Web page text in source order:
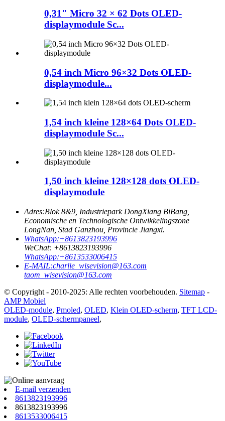
0,31" Micro 32 × 62 Dots OLED-
displaymodule Sc...
0,54 inch Micro 96×32 Dots OLED-
displaymodule...
1,54 inch kleine 128×64 Dots OLED-
displaymodule Sc...
1,50 inch kleine 128×128 dots OLED-
displaymodule
Adres:Blok 8&9, Industriepark DongXiang BiBang,
Economische en Technologische Ontwikkelingszone
LongNan, Stad Ganzhou, Provincie Jiangxi.
WhatsApp:+8613823193996
WeChat: +8613823193996
WhatsApp:+8613533006415
E-MAIL:charlie_wisevision@163.com
taom_wisevision@163.com
© Copyright - 2010-2025: Alle rechten voorbehouden. Sitemap -
AMP Mobiel
OLED-module, Pmoled, OLED, Klein OLED-scherm, TFT LCD-
module, OLED-schermpaneel,
E-mail verzenden
8613823193996
8613823193996
8613533006415